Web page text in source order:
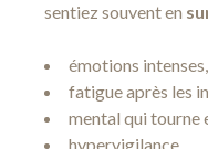
sentiez souvent en
émotions intenses,
fatigue après les
mental qui tourne
hypervigilance,